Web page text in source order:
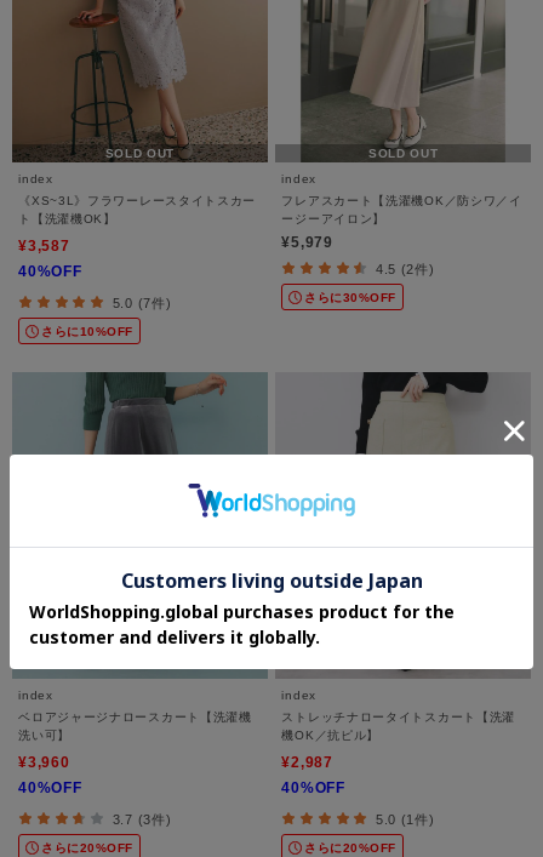
SOLD OUT
index
《XS~3L》フラワーレースタイトスカー
ト【洗濯機OK】
¥3,587
40%OFF
5.0 (7件)
さらに10%OFF
SOLD OUT
index
フレアスカート【洗濯機OK／防シワ／イ
ージーアイロン】
¥5,979
4.5 (2件)
さらに30%OFF
index
ベロアジャージナロースカート【洗濯機
洗い可】
¥3,960
40%OFF
3.7 (3件)
さらに20%OFF
index
ストレッチナロータイトスカート【洗濯
機OK／抗ピル】
¥2,987
40%OFF
5.0 (1件)
さらに20%OFF